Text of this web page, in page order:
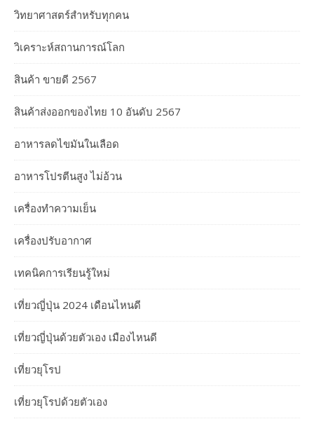
วิทยาศาสตร์สำหรับทุกคน
วิเคราะห์สถานการณ์โลก
สินค้า ขายดี 2567
สินค้าส่งออกของไทย 10 อันดับ 2567
อาหารลดไขมันในเลือด
อาหารโปรตีนสูง ไม่อ้วน
เครื่องทำความเย็น
เครื่องปรับอากาศ
เทคนิคการเรียนรู้ใหม่
เที่ยวญี่ปุ่น 2024 เดือนไหนดี
เที่ยวญี่ปุ่นด้วยตัวเอง เมืองไหนดี
เที่ยวยุโรป
เที่ยวยุโรปด้วยตัวเอง